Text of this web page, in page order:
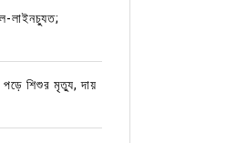
লাইনচ্যুত;
পড়ে শিশুর মৃত্যু, দায়